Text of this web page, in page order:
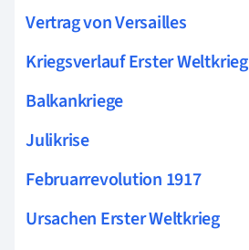
Vertrag von Versailles
Kriegsverlauf Erster Weltkrieg
Balkankriege
Julikrise
Februarrevolution 1917
Ursachen Erster Weltkrieg